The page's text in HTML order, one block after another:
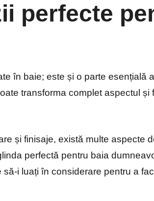
perfecte
în baie; este și o parte esențială
transforma complet aspectul și
și finisaje, există multe aspecte
perfectă pentru baia
i luați în considerare pentru a